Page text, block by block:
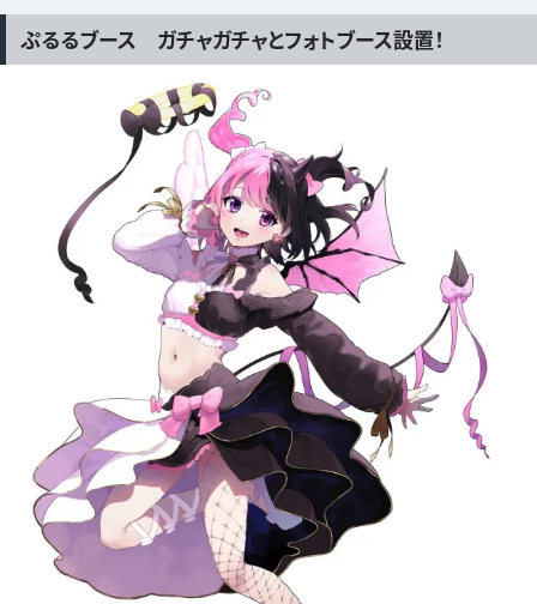
ぷるるブース ガチャガチャとフォトブース設置！